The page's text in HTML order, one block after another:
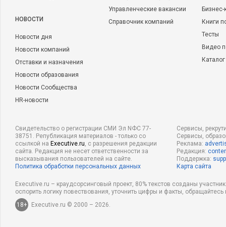
НОВОСТИ
Новости дня
Новости компаний
Отставки и назначения
Новости образования
Новости Сообщества
HR-новости
Управленческие вакансии
Справочник компаний
Книги
Тесты
Видео
Свидетельство о регистрации СМИ Эл NФС 77-
38751. Републикация материалов - только со
ссылкой на Executive.ru, с разрешения редакции
сайта. Редакция не несет ответственности за
высказывания пользователей на сайте.
Политика обработки персональных данных
Сервисы,
Сервисы,
Реклама:
Редакция:
Поддержка:
Карта сайта
Executive.ru – краудсорсинговый проект, 80% текстов созданы
оспорить логику повествования, уточнить цифры и факты,
18+
Executive.ru © 2000 – 2026.